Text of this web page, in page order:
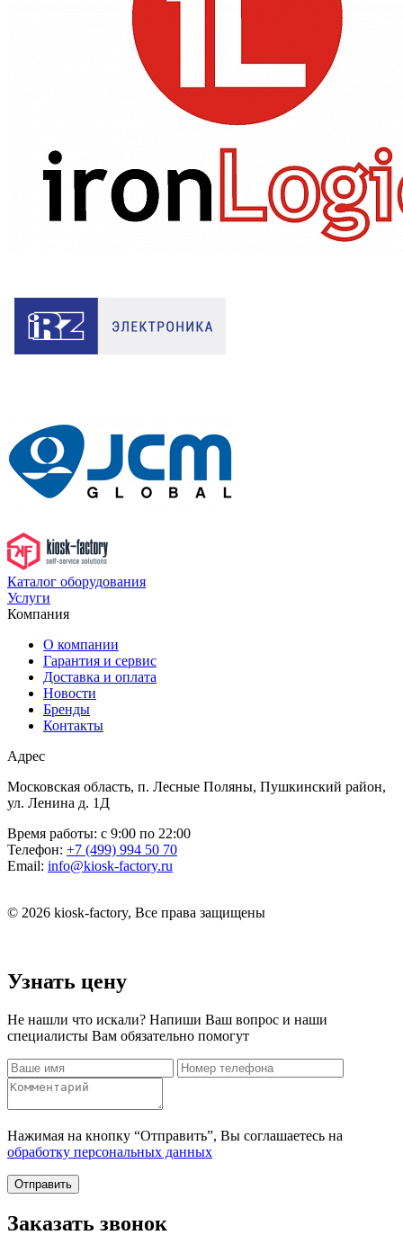
Каталог оборудования
Услуги
Компания
О компании
Гарантия и сервис
Доставка и оплата
Новости
Бренды
Контакты
Адрес
Московская область, п. Лесные Поляны, Пушкинский район,
ул. Ленина д. 1Д
Время работы: с 9:00 по 22:00
Телефон: +7 (499) 994 50 70
Email: info@kiosk-factory.ru
© 2026 kiosk-factory, Все права защищены
Узнать цену
Не нашли что искали? Напиши Ваш вопрос и наши
специалисты Вам обязательно помогут
Нажимая на кнопку “Отправить”, Вы соглашаетесь на
обработку персональных данных
Отправить
Заказать звонок